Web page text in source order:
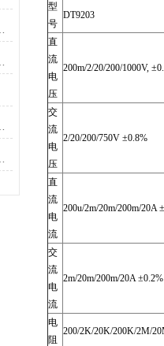
型
号
DT9203
直
流
电
压
200m/2/20/200/1000V,
交
流
电
压
2/20/200/750V ±0.8%
直
流
电
流
200u/2m/20m/200m/20A
交
流
电
流
2m/20m/200m/20A ±0.2%
电
阻
200/2K/20K/200K/2M/